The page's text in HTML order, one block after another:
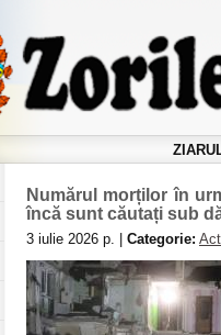
Numărul morților în
încă sunt căutați sub
3 iulie 2026 р. | Categorie: